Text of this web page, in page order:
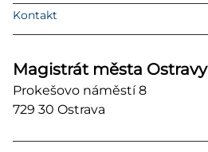
Kontakt
Magistrát města Ostravy
Prokešovo náměstí 8
729 30 Ostrava